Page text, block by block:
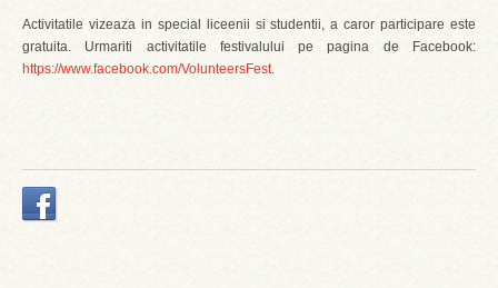
Activitatile vizeaza in special liceenii si studentii, a caror participare este
gratuita. Urmariti activitatile festivalului pe pagina de Facebook:
https://www.facebook.com/VolunteersFest.